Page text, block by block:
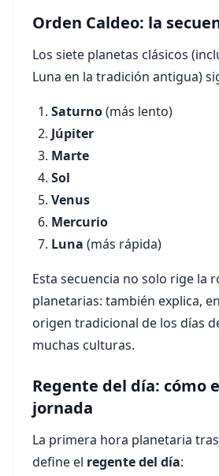
Orden Caldeo: la
Los siete planetas clásicos
Luna en la tradición antigua)
Saturno(más lento)
Júpiter
Marte
Sol
Venus
Mercurio
Luna (más rápida)
Esta secuencia no solo rige la
planetarias: también explica,
origen tradicional de los días
muchas culturas.
Regente del día: cómo
jornada
La primera hora planetaria
define el regente del día: